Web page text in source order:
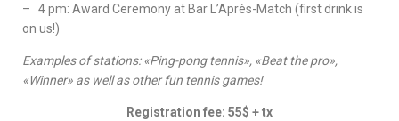
– 4 pm: Award Ceremony at Bar L’Après-Match (first drink is
on us!)
Examples of stations: «Ping-pong tennis», «Beat the pro»,
«Winner» as well as other fun tennis games!
Registration fee: 55$ + tx